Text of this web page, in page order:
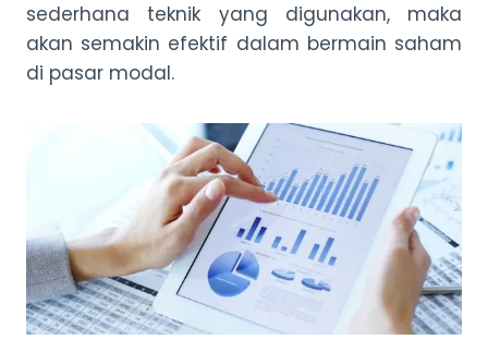
sederhana teknik yang digunakan, maka
akan semakin efektif dalam bermain saham
di pasar modal.